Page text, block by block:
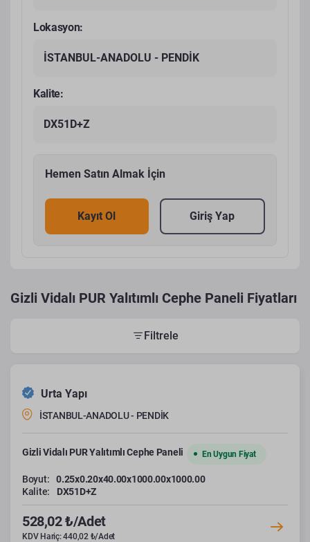
Lokasyon:
İSTANBUL-ANADOLU - PENDİK
Kalite:
DX51D+Z
Hemen Satın Almak İçin
Kayıt Ol Giriş Yap
Gizli Vidalı PUR Yalıtımlı Cephe Paneli Fiyatları
Filtrele
Urta Yapı
İSTANBUL-ANADOLU - PENDİK
Gizli Vidalı PUR Yalıtımlı Cephe Paneli En Uygun Fiyat
Boyut:
0.25x0.20x40.00x1000.00x1000.00
Kalite:
DX51D+Z
528,02 ₺/Adet
KDV Hariç: 440,02 ₺/Adet